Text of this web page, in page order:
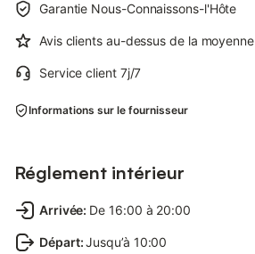
Garantie Nous-Connaissons-l'Hôte
Avis clients au-dessus de la moyenne
Service client 7j/7
Informations sur le fournisseur
Réglement intérieur
Arrivée: De 16:00 à 20:00
Départ:Jusqu’à 10:00